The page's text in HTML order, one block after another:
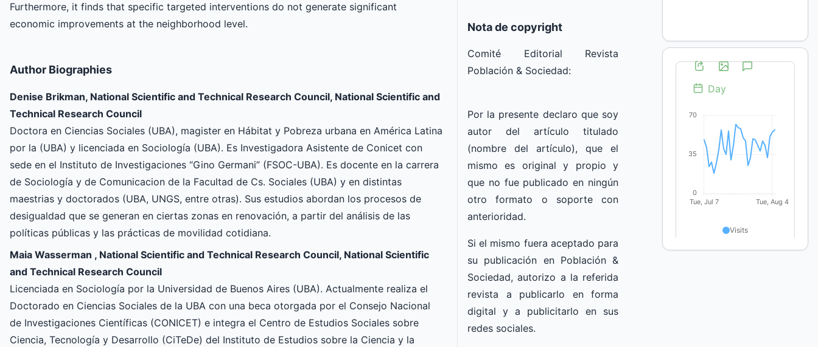
Furthermore, it finds that specific targeted interventions do not generate significant
economic improvements at the neighborhood level.
Author Biographies
Denise Brikman, National Scientific and Technical Research Council, National Scientific and
Technical Research Council
Doctora en Ciencias Sociales (UBA), magister en Hábitat y Pobreza urbana en América Latina
por la (UBA) y licenciada en Sociología (UBA). Es Investigadora Asistente de Conicet con
sede en el Instituto de Investigaciones “Gino Germani” (FSOC-UBA). Es docente en la carrera
de Sociología y de Comunicacion de la Facultad de Cs. Sociales (UBA) y en distintas
maestrias y doctorados (UBA, UNGS, entre otras). Sus estudios abordan los procesos de
desigualdad que se generan en ciertas zonas en renovación, a partir del análisis de las
políticas públicas y las prácticas de movilidad cotidiana.
Maia Wasserman , National Scientific and Technical Research Council, National Scientific
and Technical Research Council
Licenciada en Sociología por la Universidad de Buenos Aires (UBA). Actualmente realiza el
Doctorado en Ciencias Sociales de la UBA con una beca otorgada por el Consejo Nacional
de Investigaciones Científicas (CONICET) e integra el Centro de Estudios Sociales sobre
Ciencia, Tecnología y Desarrollo (CiTeDe) del Instituto de Estudios sobre la Ciencia y la
Nota de copyright
Comité Editorial Revista
Población & Sociedad:
Por la presente declaro que soy
autor del artículo titulado
(nombre del artículo), que el
mismo es original y propio y
que no fue publicado en ningún
otro formato o soporte con
anterioridad.
Si el mismo fuera aceptado para
su publicación en Población &
Sociedad, autorizo a la referida
revista a publicarlo en forma
digital y a publicitarlo en sus
redes sociales.